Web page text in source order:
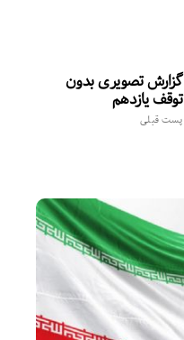
گزارش تصویری بدون
توقف یازدهم
پست قبلی